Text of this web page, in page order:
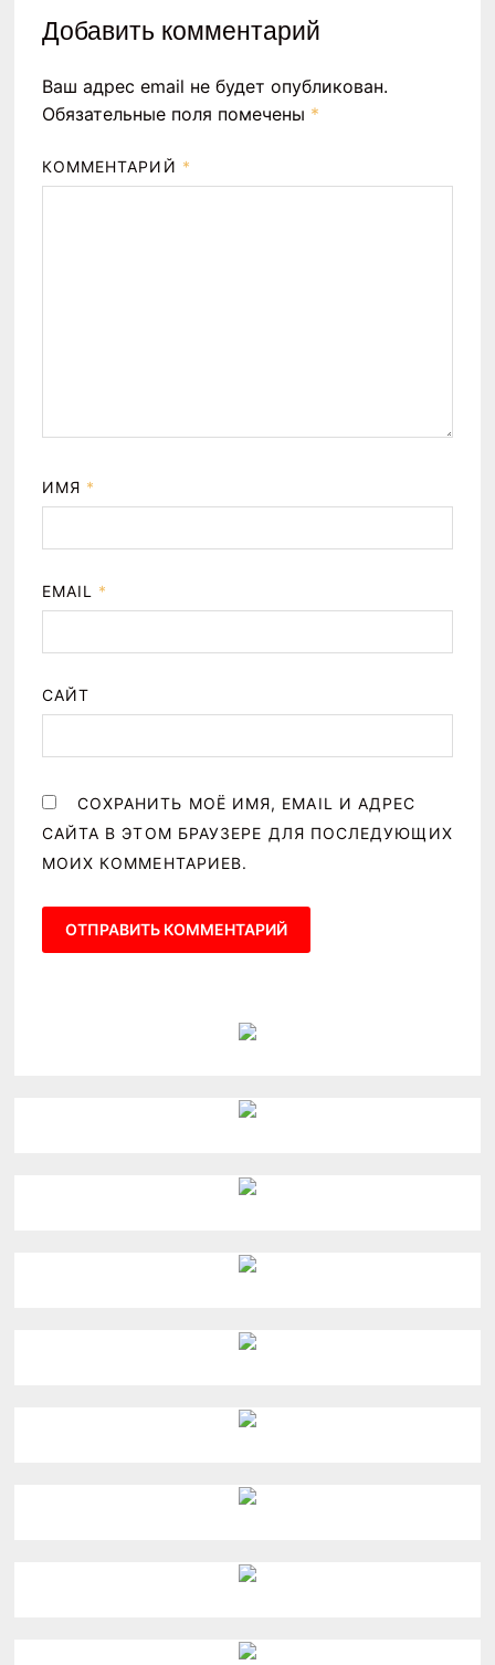
Добавить комментарий
Ваш адрес email не будет опубликован.
Обязательные поля помечены *
КОММЕНТАРИЙ *
ИМЯ *
EMAIL *
САЙТ
СОХРАНИТЬ МОЁ ИМЯ, EMAIL И АДРЕС
САЙТА В ЭТОМ БРАУЗЕРЕ ДЛЯ ПОСЛЕДУЮЩИХ
МОИХ КОММЕНТАРИЕВ.